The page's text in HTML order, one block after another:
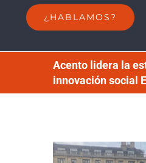
¿HABLAMOS?
Acento lidera la
innovación social